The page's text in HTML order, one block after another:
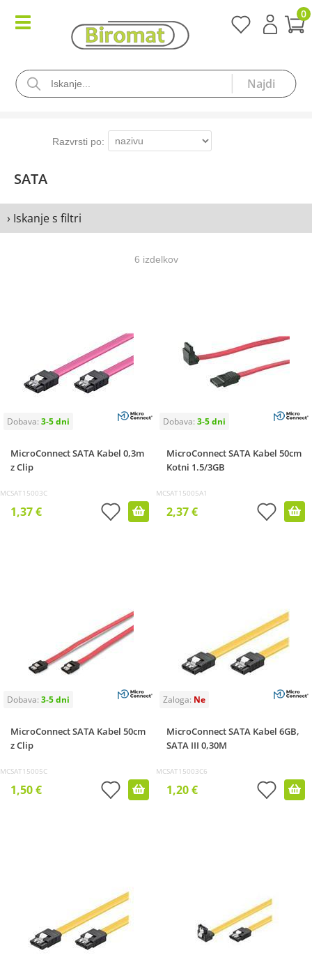
0
SATA
› Iskanje s filtri
6 izdelkov
MicroConnect SATA Kabel 0,3m
z Clip
MCSAT15003C
1,37 €
MicroConnect SATA Kabel 50cm
Kotni 1.5/3GB
MCSAT15005A1
2,37 €
MicroConnect SATA Kabel 50cm
z Clip
MCSAT15005C
1,50 €
MicroConnect SATA Kabel 6GB,
SATA III 0,30M
MCSAT15003C6
1,20 €